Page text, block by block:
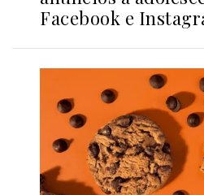
Facebook e